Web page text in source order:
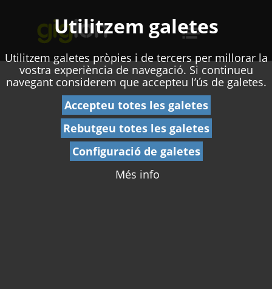
Utilitzem galetes
Utilitzem galetes pròpies i de tercers per millorar la
vostra experiència de navegació. Si continueu
navegant considerem que accepteu l’ús de galetes.
Accepteu totes les galetes
Rebutgeu totes les galetes
Configuració de galetes
Més info